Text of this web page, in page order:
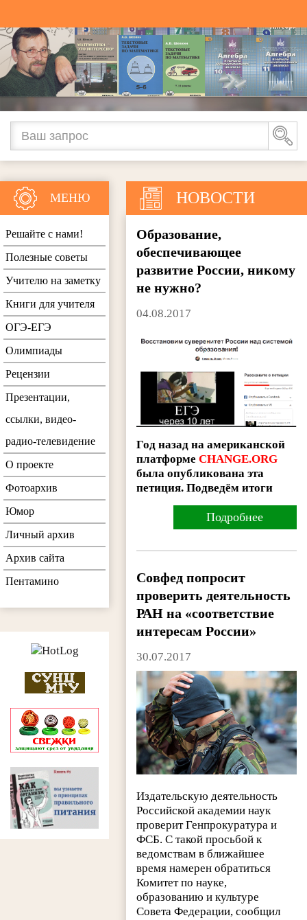
НОВОСТИ
Образование,
обеспечивающее
развитие России, никому
не нужно?
04.08.2017
Год назад на американской
платформеCHANGE.ORG
была опубликована эта
петиция. Подведём итоги
Подробнее
Совфед попросит
проверить деятельность
РАН на «соответствие
интересам России»
30.07.2017
Издательскую деятельность
Российской академии наук
проверит Генпрокуратура и
ФСБ. С такой просьбой к
ведомствам в ближайшее
время намерен обратиться
Комитет по науке,
образованию и культуре
Совета Федерации, сообщил
МЕНЮ
Решайте с нами!
Полезные советы
Учителю на заметку
Книги для учителя
ОГЭ-ЕГЭ
Олимпиады
Рецензии
Презентации,
ссылки, видео-
радио-телевидение
О проекте
Фотоархив
Юмор
Личный архив
Архив сайта
Пентамино